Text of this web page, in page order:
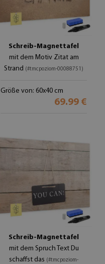
Schreib-Magnettafel
mit dem Motiv Zitat am
Strand (#tmcpoziom-00088751)
Größe von: 60x40 cm
69.99 €
Schreib-Magnettafel
mit dem Spruch Text Du
schaffst das (#tmcpoziom-